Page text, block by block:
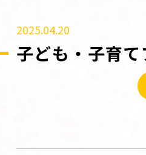
2025.04.20
子ども・子育